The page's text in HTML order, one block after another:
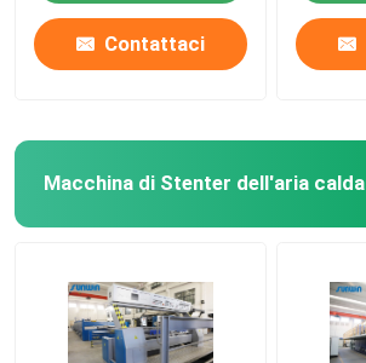
Contattaci
Macchina di Stenter dell'aria calda